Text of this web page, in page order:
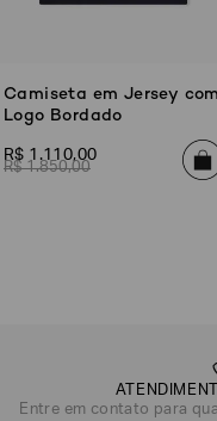
Camiseta em Jersey com
Logo Bordado
R$ 1 .110,00
R$ 1.850,00
Entre em contato para